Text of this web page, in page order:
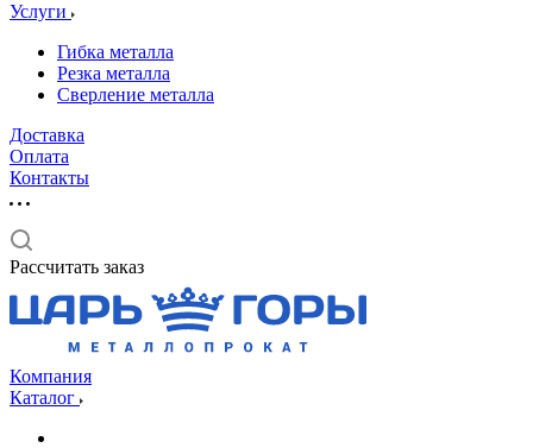
Услуги
Гибка металла
Резка металла
Сверление металла
Доставка
Оплата
Контакты
Рассчитать заказ
Компания
Каталог